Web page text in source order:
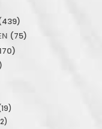
(75)